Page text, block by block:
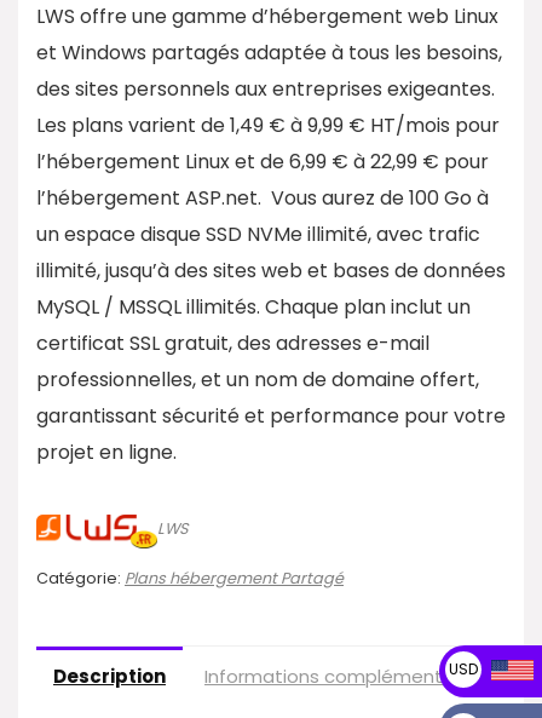
LWS offre une gamme d’hébergement web Linux
et Windows partagés adaptée à tous les besoins,
des sites personnels aux entreprises exigeantes.
Les plans varient de 1,49 € à 9,99 € HT/mois pour
l’hébergement Linux et de 6,99 € à 22,99 € pour
l’hébergement ASP.net. Vous aurez de 100 Go à
un espace disque SSD NVMe illimité, avec trafic
illimité, jusqu’à des sites web et bases de données
MySQL / MSSQL illimités. Chaque plan inclut un
certificat SSL gratuit, des adresses e-mail
professionnelles, et un nom de domaine offert,
garantissant sécurité et performance pour votre
projet en ligne.
LWS
Catégorie: Plans hébergement Partagé
Description Informations complémentaires
USD